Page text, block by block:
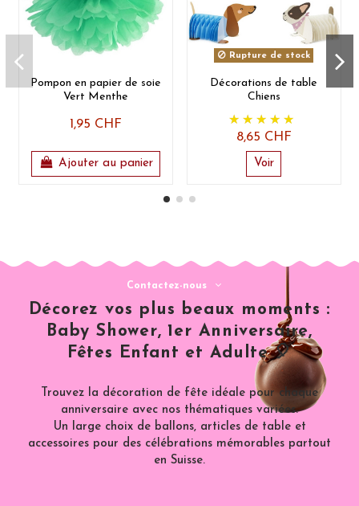
Pompon en papier de soie
Vert Menthe
1,95 CHF
Ajouter au panier
Rupture de stock
Décorations de table
Chiens
8,65 CHF
Voir
Contactez-nous
Décorez vos plus beaux moments :
Baby Shower, 1er Anniversaire,
Fêtes Enfant et Adulte 🎈
Trouvez la décoration de fête idéale pour chaque
anniversaire avec nos thématiques variées.
Un large choix de ballons, articles de table et
accessoires pour des célébrations mémorables partout
en Suisse.